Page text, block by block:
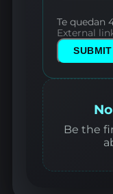
Te quedan
External
Be the